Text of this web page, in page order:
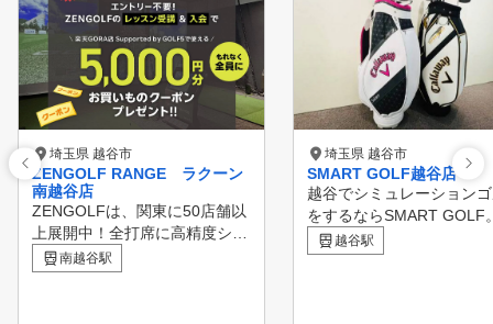
埼玉県 越谷市
ZENGOLF RANGE ラクーン
南越谷店
ZENGOLFは、関東に50店舗以
上展開中！全打席に高精度シミ
ュレーターを完備したレッスン
受け放題・レンジ使い放題の定
南越谷駅
埼玉県 越谷市
SMART GOLF越谷店
越谷でシミュレーション
をするならSMART GOLF
谷店は1ブースの個室空間
中してゴルフ練習をして
越谷駅